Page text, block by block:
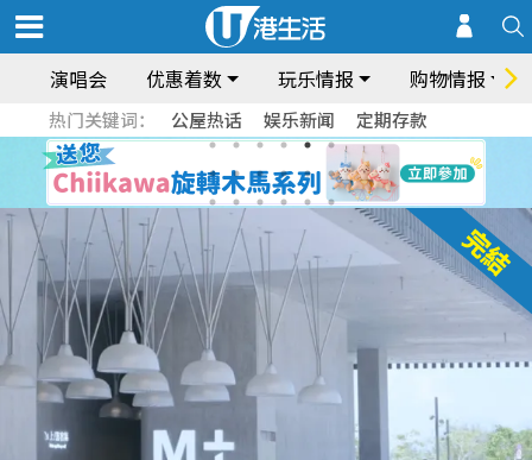
演唱会 优惠着数 玩乐情报 购物情报
热门关键词： 公屋热话 娱乐新闻 定期存款